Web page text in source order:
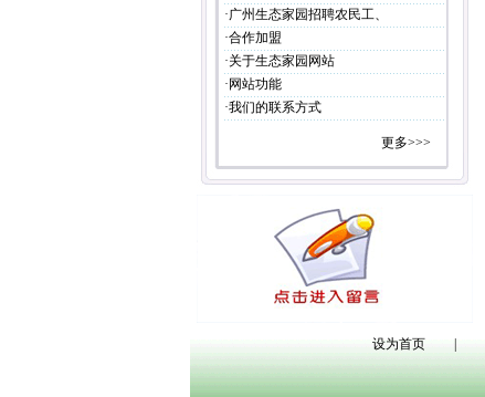
·广州生态家园招聘农民工、
·合作加盟
·关于生态家园网站
· 网站功能
·我们的联系方式
更多>>>
设为首页